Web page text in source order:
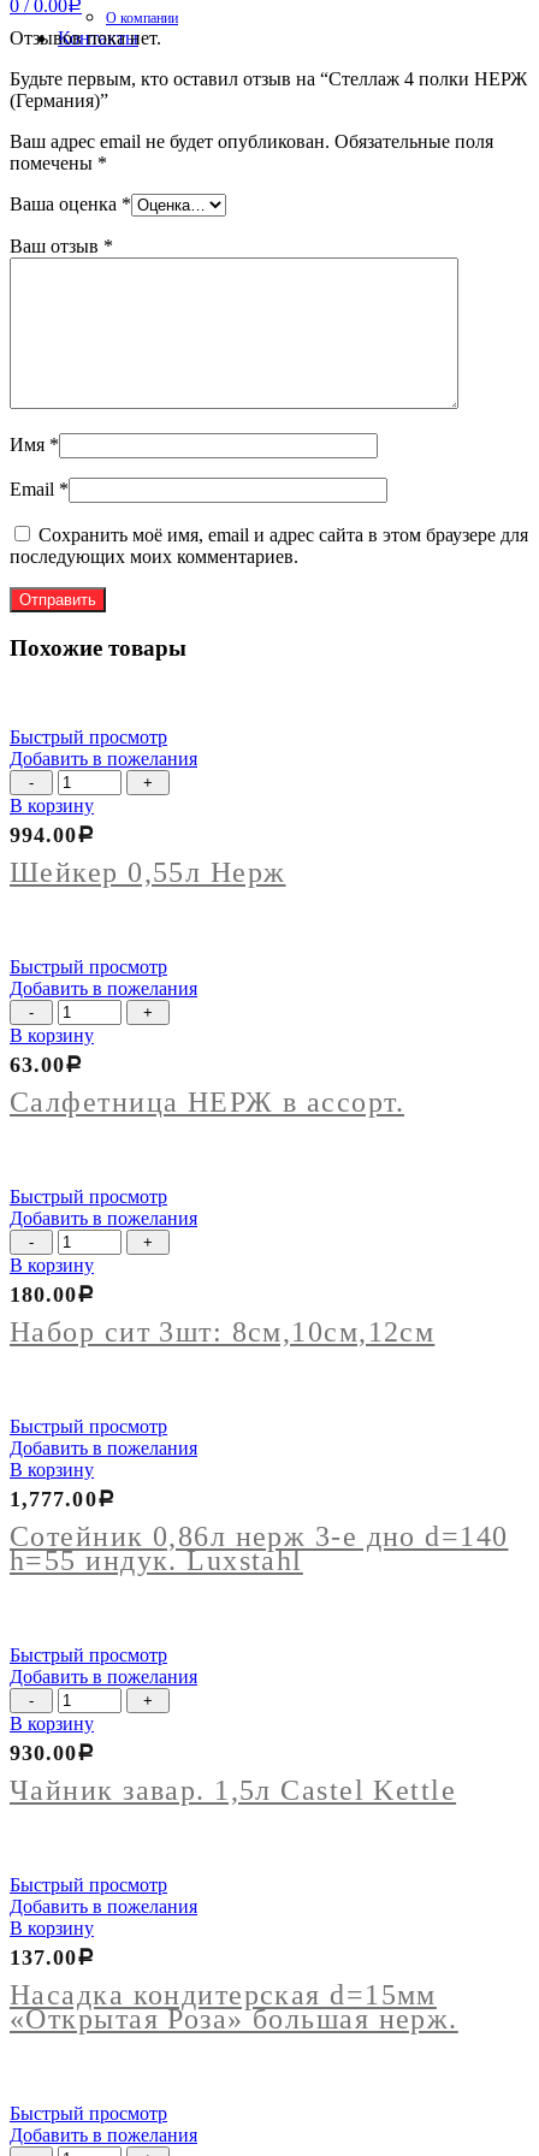
0 / 0.00Р
О компании
Контакты
Отзывов пока нет.
Будьте первым, кто оставил отзыв на “Стеллаж 4 полки НЕРЖ
(Германия)”
Ваш адрес email не будет опубликован. Обязательные поля
помечены *
Ваша оценка *
Ваш отзыв *
Имя *
Email *
Сохранить моё имя, email и адрес сайта в этом браузере для
последующих моих комментариев.
Похожие товары
Быстрый просмотр
Добавить в пожелания
Количество
товара
Шейкер
0,55л
Нерж
В корзину
Шейкер 0,55л Нерж
994.00Р
Быстрый просмотр
Добавить в пожелания
Количество
товара
Салфетница
НЕРЖ
в
ассорт.
В корзину
Салфетница НЕРЖ в ассорт.
63.00Р
Быстрый просмотр
Добавить в пожелания
Количество
товара
Набор
сит
3шт:
8см,10см,12см
В корзину
Набор сит 3шт: 8см,10см,12см
180.00Р
Быстрый просмотр
Добавить в пожелания
В корзину
Сотейник 0,86л нерж 3-е дно d=140
h=55 индук. Luxstahl
1,777.00Р
Быстрый просмотр
Добавить в пожелания
Количество
товара
Чайник
завар.
1,5л
Castel
В корзину
Чайник завар. 1,5л Castel Kettle
930.00Р
Быстрый просмотр
Добавить в пожелания
В корзину
Насадка кондитерская d=15мм
«Открытая Роза» большая нерж.
137.00Р
Быстрый просмотр
Добавить в пожелания